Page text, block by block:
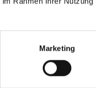
Marketing